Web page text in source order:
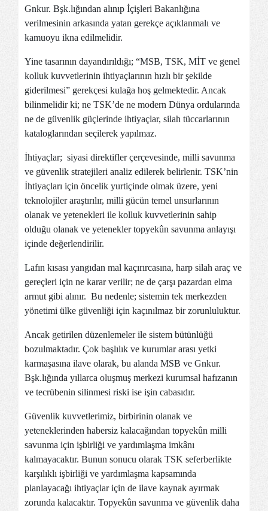
Gnkur. Bşk.lığından alınıp İçişleri Bakanlığına
verilmesinin arkasında yatan gerekçe açıklanmalı ve
kamuoyu ikna edilmelidir.
Yine tasarının dayandırıldığı; “MSB, TSK, MİT ve genel
kolluk kuvvetlerinin ihtiyaçlarının hızlı bir şekilde
giderilmesi” gerekçesi kulağa hoş gelmektedir. Ancak
bilinmelidir ki; ne TSK’de ne modern Dünya ordularında
ne de güvenlik güçlerinde ihtiyaçlar, silah tüccarlarının
kataloglarından seçilerek yapılmaz.
İhtiyaçlar; siyasi direktifler çerçevesinde, milli savunma
ve güvenlik stratejileri analiz edilerek belirlenir. TSK’nin
İhtiyaçları için öncelik yurtiçinde olmak üzere, yeni
teknolojiler araştırılır, milli gücün temel unsurlarının
olanak ve yetenekleri ile kolluk kuvvetlerinin sahip
olduğu olanak ve yetenekler topyekûn savunma anlayışı
içinde değerlendirilir.
Lafın kısası yangıdan mal kaçırırcasına, harp silah araç ve
gereçleri için ne karar verilir; ne de çarşı pazardan elma
armut gibi alınır. Bu nedenle; sistemin tek merkezden
yönetimi ülke güvenliği için kaçınılmaz bir zorunluluktur.
Ancak getirilen düzenlemeler ile sistem bütünlüğü
bozulmaktadır. Çok başlılık ve kurumlar arası yetki
karmaşasına ilave olarak, bu alanda MSB ve Gnkur.
Bşk.lığında yıllarca oluşmuş merkezi kurumsal hafızanın
ve tecrübenin silinmesi riski ise işin cabasıdır.
Güvenlik kuvvetlerimiz, birbirinin olanak ve
yeteneklerinden habersiz kalacağından topyekûn milli
savunma için işbirliği ve yardımlaşma imkânı
kalmayacaktır. Bunun sonucu olarak TSK seferberlikte
karşılıklı işbirliği ve yardımlaşma kapsamında
planlayacağı ihtiyaçlar için de ilave kaynak ayırmak
zorunda kalacaktır. Topyekûn savunma ve güvenlik daha